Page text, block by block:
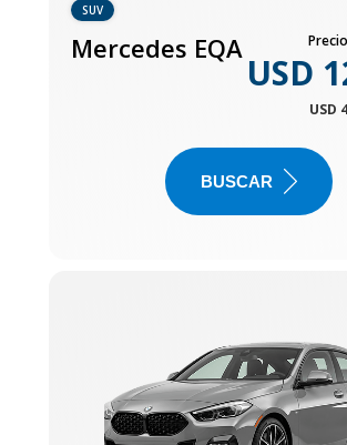
SUV
Mercedes EQA
USD
USD
BUSCAR